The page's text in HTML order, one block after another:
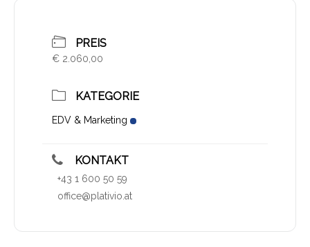
PREIS
€ 2.060,00
KATEGORIE
EDV & Marketing
KONTAKT
+43 1 600 50 59
office@plativio.at